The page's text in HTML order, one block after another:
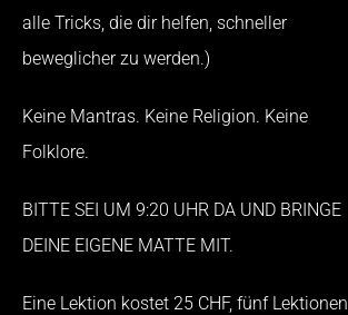
alle Tricks, die dir helfen, schneller
beweglicher zu werden.)
Keine Mantras. Keine Religion. Keine
Folklore.
BITTE SEI UM 9:20 UHR DA UND BRINGE
DEINE EIGENE MATTE MIT.
Eine Lektion kostet 25 CHF, fünf Lektionen